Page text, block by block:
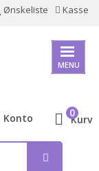
Ønskeliste Kasse
MENU
Konto Kurv
0